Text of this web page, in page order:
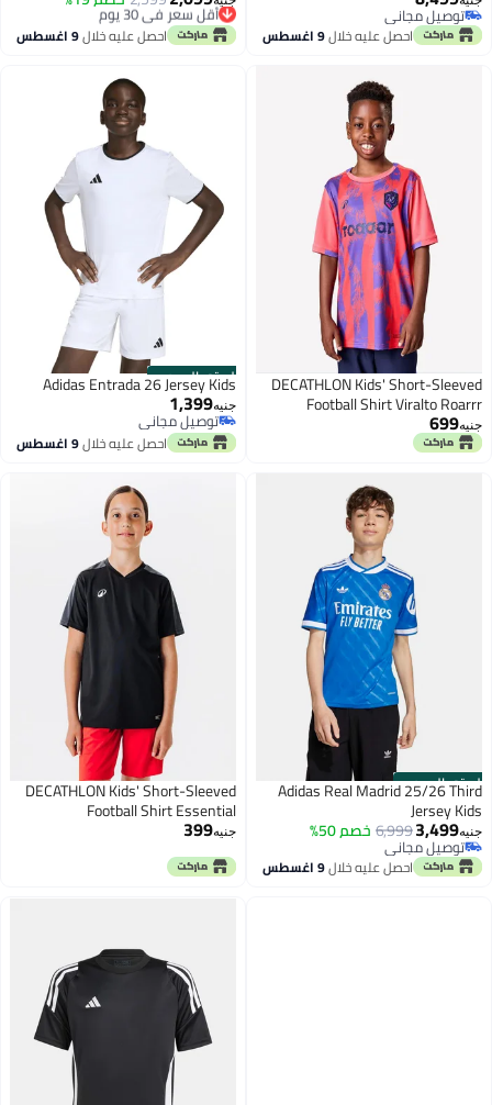
توصيل مجاني
توصيل مجانياحصل عليه خلال9 اغسطس
توصيل مجاني
أقل سعر في 30 يوماحصل عليه خلال9 اغسطس
DECATHLON Kids' Short-Sleeved
Football Shirt Viralto Roarrr
Mandrill Stripey
جنيه699
الستور الرسمي
Adidas Entrada 26 Jersey Kids
جنيه1,399
توصيل مجاني
توصيل مجانياحصل عليه خلال9 اغسطس
الستور الرسمي
Adidas Real Madrid 25/26 Third
Jersey Kids
جنيه3,499
6,999خصم 50%
توصيل مجاني
توصيل مجانياحصل عليه خلال9 اغسطس
DECATHLON Kids' Short-Sleeved
Football Shirt Essential
جنيه399